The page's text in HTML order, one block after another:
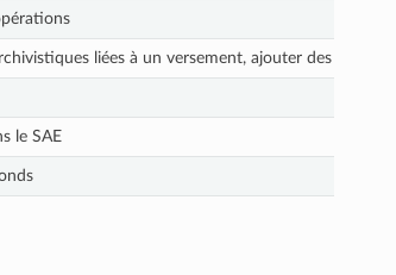
liées à un versement, ajouter des
le SAE